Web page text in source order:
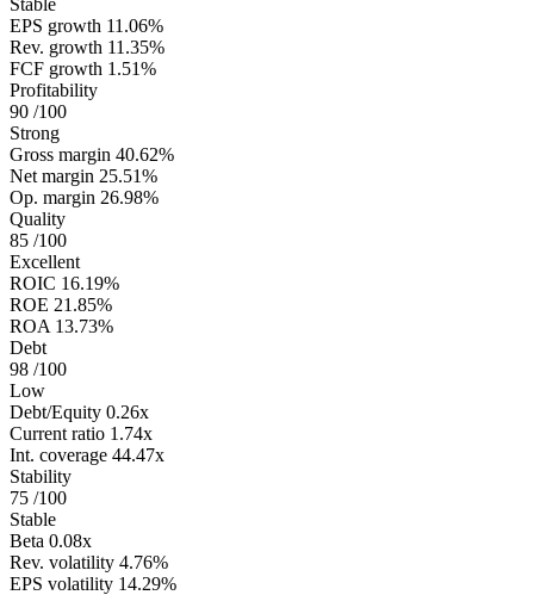
Stable
EPS growth 11.06%
Rev. growth 11.35%
FCF growth 1.51%
Profitability
90 /100
Strong
Gross margin 40.62%
Net margin 25.51%
Op. margin 26.98%
Quality
85 /100
Excellent
ROIC 16.19%
ROE 21.85%
ROA 13.73%
Debt
98 /100
Low
Debt/Equity 0.26x
Current ratio 1.74x
Int. coverage 44.47x
Stability
75 /100
Stable
Beta 0.08x
Rev. volatility 4.76%
EPS volatility 14.29%